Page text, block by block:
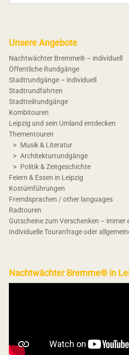
Unsere Angebote
Nachtwächter Bremme® – individuell
Öffentliche Rundgänge
Stadtrundgänge – individuell
Stadtrundfahrten
Stadtteilrundgänge
Kombitouren
Leipzig und sein Umland entdecken
Thementouren
Musik & Literatur
Architekturrundgänge
Politik & Zeitgeschichte
Feiern & Essen in Leipzig
Kostümführungen
Fremdsprachen / other languages
Radtouren
Gutscheine zum Verschenken – immer
Individuelle Touranfrage oder
Nachtwächter Bremme® in